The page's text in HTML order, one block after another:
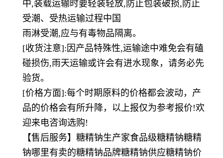
中,装载运输时要轻装轻放,防止包装破损,防止
受潮、受热运输过程中国
雨淋受潮,应与有毒物品隔离。
[收货注意]:因产品特殊性,运输途中难免会有磕
碰损伤,雨天运输或许会有进水现象，请务必先
验货。
[价格方面]:每个时期原料的价格都会波动，产
品的价格会有所升降，以上报仅为参考报价!欢
迎来电咨询选购!
【售后服务】糖精钠生产家食品级糖精钠糖精
钠哪里有卖的糖精钠品牌糖精钠供应糖精钠价